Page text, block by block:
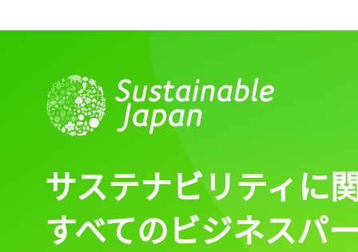
会員登録
サステナビリティに
すべてのビジネスパ